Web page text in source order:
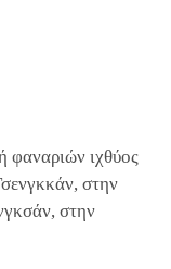
φαναριών ιχθύος
στην
στην